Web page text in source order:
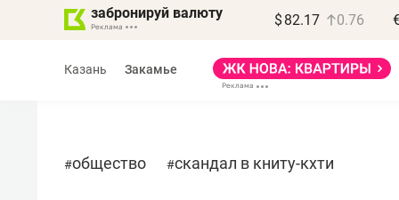
забронируй валюту $ 82.17 0.76
Казань Закамье
#общество #скандал в книту-кхти